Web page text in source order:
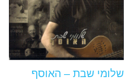
שלומי שבת – האוסף